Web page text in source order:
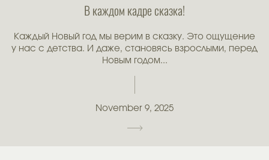
В каждом кадре сказка!
Каждый Новый год мы верим в сказку. Это ощущение
у нас с детства. И даже, становясь взрослыми, перед
Новым годом...
November 9, 2025